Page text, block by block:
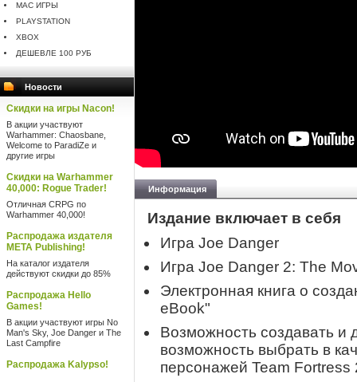
MAC ИГРЫ
PLAYSTATION
XBOX
ДЕШЕВЛЕ 100 РУБ
Новости
Скидки на игры Nacon!
В акции участвуют
Warhammer: Chaosbane,
Welcome to ParadiZe и
другие игры
Скидки на Warhammer
40,000: Rogue Trader!
Отличная CRPG по
Warhammer 40,000!
Распродажа издателя
META Publishing!
На каталог издателя
действуют скидки до 85%
Распродажа Hello
Games!
В акции участвуют игры No
Man's Sky, Joe Danger и The
Last Campfire
Распродажа Kalypso!
Информация
Издание включает в себя
Игра Joe Danger
Игра Joe Danger 2: The
Электронная книга о
eBook"
Возможность создавать и
возможность выбрать в
персонажей Team Fortress